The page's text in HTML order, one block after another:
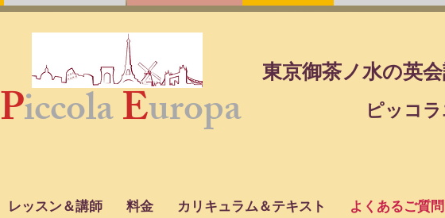
PiccolaEuropa
東京御茶ノ水の英
ピッコ
レッスン＆講師 料金 カリキュラム＆テキスト よくあるご質問